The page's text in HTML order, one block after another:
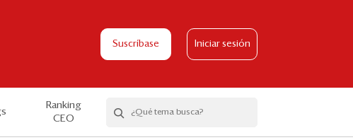
Suscríbase Iniciar sesión
Ranking
CEO